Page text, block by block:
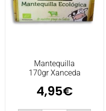
Mantequilla
170gr Xanceda
4,95€